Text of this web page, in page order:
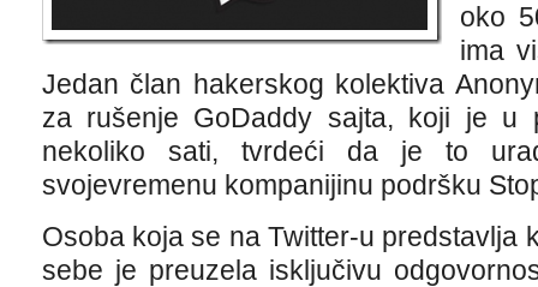
oko
ima
Jedan član hakerskog kolektiva
za rušenje GoDaddy sajta, koji je u
nekoliko sati, tvrdeći da je to
svojevremenu kompanijinu podršku
Osoba koja se na Twitter-u predstavlja
sebe je preuzela isključivu